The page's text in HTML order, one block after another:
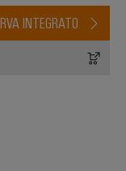
INTEGRATO